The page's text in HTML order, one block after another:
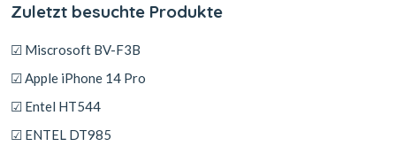
Zuletzt besuchte Produkte
☑ Miscrosoft BV-F3B
☑ Apple iPhone 14 Pro
☑ Entel HT544
☑ ENTEL DT985